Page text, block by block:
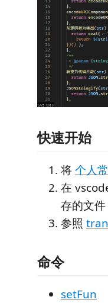
快速开始
将个人
在
存的文件
参照
命令
setFun